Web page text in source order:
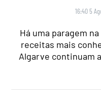
16:40 5
Há uma paragem
receitas mais
Algarve continuam